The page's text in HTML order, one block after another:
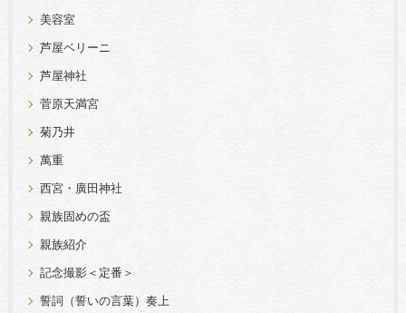
美容室
芦屋ベリーニ
芦屋神社
菅原天満宮
菊乃井
萬重
西宮・廣田神社
親族固めの盃
親族紹介
記念撮影＜定番＞
誓詞（誓いの言葉）奏上